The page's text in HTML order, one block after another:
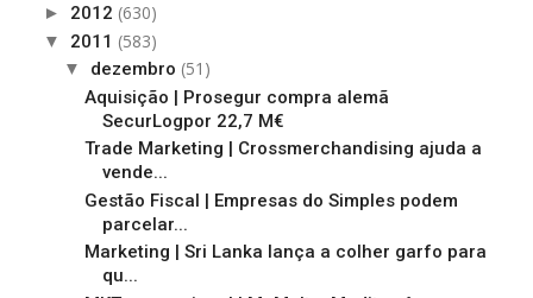
► 2012 (630)
▼ 2011 (583)
▼ dezembro (51)
Aquisição | Prosegur compra alemã
SecurLogpor 22,7 M€
Trade Marketing | Crossmerchandising ajuda a
vende...
Gestão Fiscal | Empresas do Simples podem
parcelar...
Marketing | Sri Lanka lança a colher garfo para
qu...